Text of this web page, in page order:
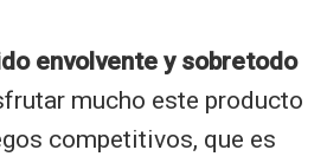
envolvente y sobretodo
mucho este producto
competitivos, que es